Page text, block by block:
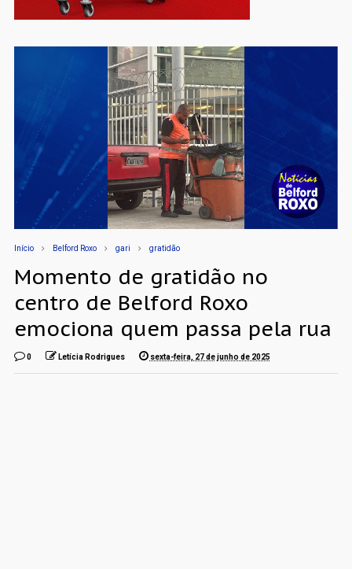
Início Belford Roxo gari gratidão
Momento de gratidão no
centro de Belford Roxo
emociona quem passa pela rua
0 Letícia Rodrigues sexta-feira, 27 de junho de 2025